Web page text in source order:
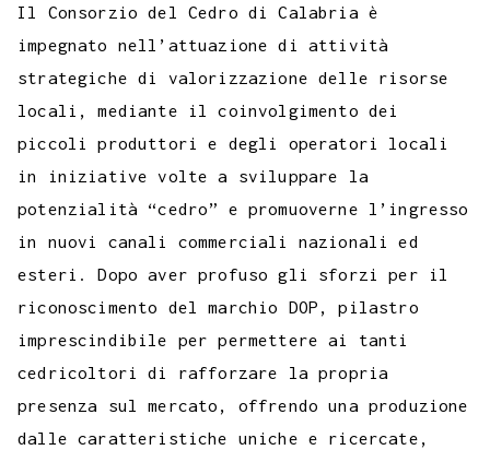
o
o
k
e
r
A
p
p
r
a
m
g
e
r
e
s
t
d
I
t
L
i
n
k
Il Consorzio del Cedro di Calabria è
impegnato nell’attuazione di attività
strategiche di valorizzazione delle risorse
locali, mediante il coinvolgimento dei
piccoli produttori e degli operatori locali
in iniziative volte a sviluppare la
potenzialità “cedro” e promuoverne l’ingresso
in nuovi canali commerciali nazionali ed
esteri. Dopo aver profuso gli sforzi per il
riconoscimento del marchio DOP, pilastro
imprescindibile per permettere ai tanti
cedricoltori di rafforzare la propria
presenza sul mercato, offrendo una produzione
dalle caratteristiche uniche e ricercate,